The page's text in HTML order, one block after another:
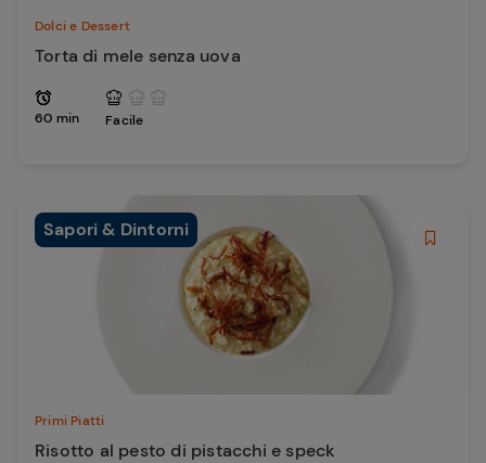
Dolci e Dessert
Torta di mele senza uova
60 min Facile
Sapori & Dintorni
Primi Piatti
Risotto al pesto di pistacchi e speck